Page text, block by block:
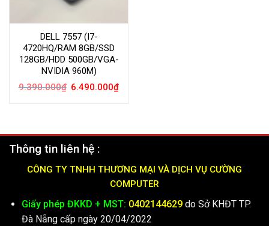
DELL 7557 (I7-
4720HQ/RAM 8GB/SSD
128GB/HDD 500GB/VGA-
NVIDIA 960M)
9.390.000₫ Giá
6.490.000₫Giá
Thông tin liên hệ :
CÔNG TY TNHH THƯƠNG MẠI VÀ DỊCH VỤ CƯỜNG
COMPUTER
Giấy phép ĐKKD + MST: 0402144629do Sở KHĐT TP.
Đà Nẵng cấp ngày 20/04/2022